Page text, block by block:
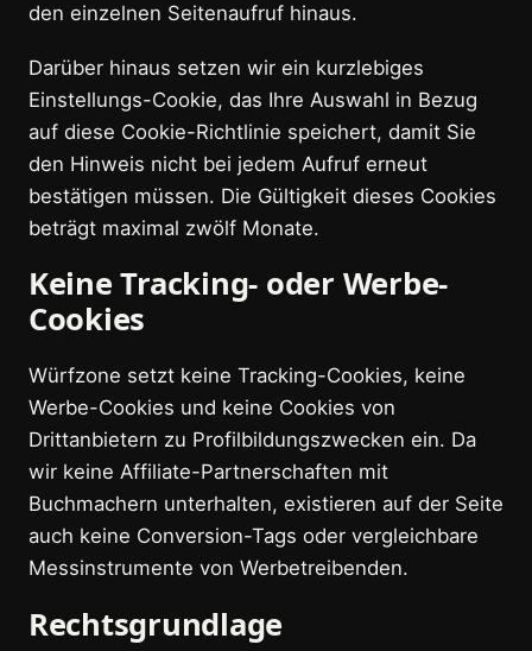
den einzelnen Seitenaufruf hinaus.
Darüber hinaus setzen wir ein kurzlebiges
Einstellungs-Cookie, das Ihre Auswahl in Bezug
auf diese Cookie-Richtlinie speichert, damit Sie
den Hinweis nicht bei jedem Aufruf erneut
bestätigen müssen. Die Gültigkeit dieses Cookies
beträgt maximal zwölf Monate.
Keine Tracking- oder Werbe-
Cookies
Würfzone setzt keine Tracking-Cookies, keine
Werbe-Cookies und keine Cookies von
Drittanbietern zu Profilbildungszwecken ein. Da
wir keine Affiliate-Partnerschaften mit
Buchmachern unterhalten, existieren auf der Seite
auch keine Conversion-Tags oder vergleichbare
Messinstrumente von Werbetreibenden.
Rechtsgrundlage